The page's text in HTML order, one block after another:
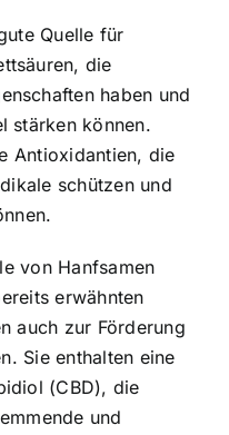
Quelle für
die
haben und
stärken können.
Antioxidantien, die
schützen und
von Hanfsamen
erwähnten
auch zur Förderung
Sie enthalten eine
(CBD), die
und